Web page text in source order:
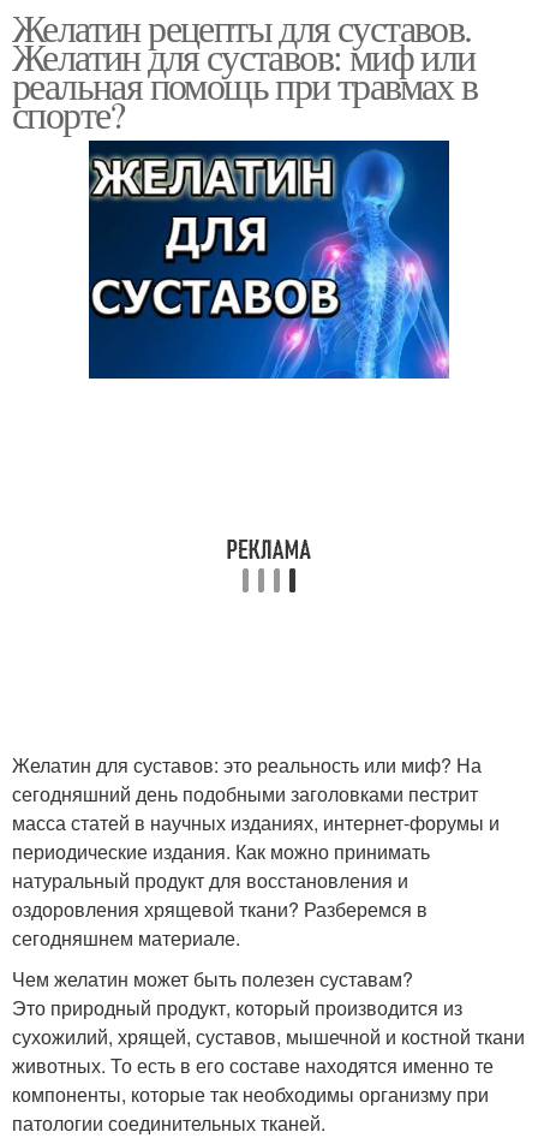
Желатин рецепты для суставов.
Желатин для суставов: миф или
реальная помощь при травмах в
спорте?
Желатин для суставов: это реальность или миф? На
сегодняшний день подобными заголовками пестрит
масса статей в научных изданиях, интернет-форумы и
периодические издания. Как можно принимать
натуральный продукт для восстановления и
оздоровления хрящевой ткани? Разберемся в
сегодняшнем материале.
Чем желатин может быть полезен суставам?
Это природный продукт, который производится из
сухожилий, хрящей, суставов, мышечной и костной ткани
животных. То есть в его составе находятся именно те
компоненты, которые так необходимы организму при
патологии соединительных тканей.